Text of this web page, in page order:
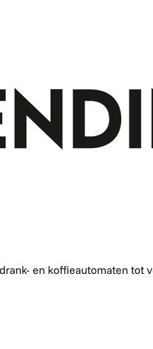
en koffieautomaten tot